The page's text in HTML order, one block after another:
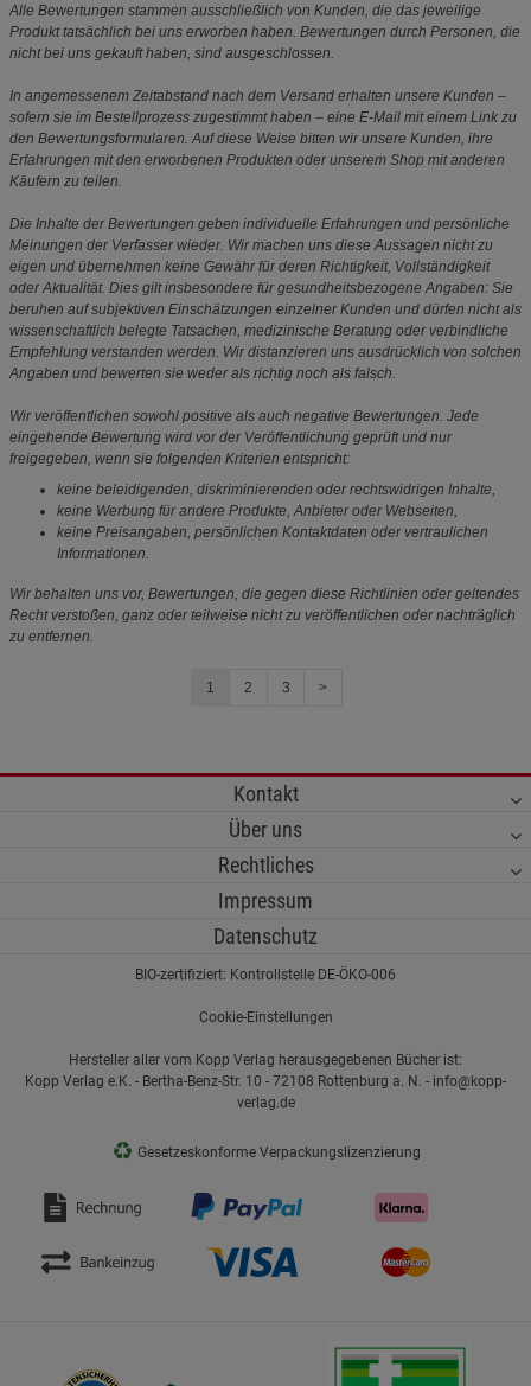
Alle Bewertungen stammen ausschließlich von Kunden, die das jeweilige
Produkt tatsächlich bei uns erworben haben. Bewertungen durch Personen, die
nicht bei uns gekauft haben, sind ausgeschlossen.
In angemessenem Zeitabstand nach dem Versand erhalten unsere Kunden –
sofern sie im Bestellprozess zugestimmt haben – eine E-Mail mit einem Link zu
den Bewertungsformularen. Auf diese Weise bitten wir unsere Kunden, ihre
Erfahrungen mit den erworbenen Produkten oder unserem Shop mit anderen
Käufern zu teilen.
Die Inhalte der Bewertungen geben individuelle Erfahrungen und persönliche
Meinungen der Verfasser wieder. Wir machen uns diese Aussagen nicht zu
eigen und übernehmen keine Gewähr für deren Richtigkeit, Vollständigkeit
oder Aktualität. Dies gilt insbesondere für gesundheitsbezogene Angaben: Sie
beruhen auf subjektiven Einschätzungen einzelner Kunden und dürfen nicht als
wissenschaftlich belegte Tatsachen, medizinische Beratung oder verbindliche
Empfehlung verstanden werden. Wir distanzieren uns ausdrücklich von solchen
Angaben und bewerten sie weder als richtig noch als falsch.
Wir veröffentlichen sowohl positive als auch negative Bewertungen. Jede
eingehende Bewertung wird vor der Veröffentlichung geprüft und nur
freigegeben, wenn sie folgenden Kriterien entspricht:
keine beleidigenden, diskriminierenden oder rechtswidrigen Inhalte,
keine Werbung für andere Produkte, Anbieter oder Webseiten,
keine Preisangaben, persönlichen Kontaktdaten oder vertraulichen
Informationen.
Wir behalten uns vor, Bewertungen, die gegen diese Richtlinien oder geltendes
Recht verstoßen, ganz oder teilweise nicht zu veröffentlichen oder nachträglich
zu entfernen.
1 2 3 >
Kontakt
Über uns
Rechtliches
Impressum
Datenschutz
BIO-zertifiziert: Kontrollstelle DE-ÖKO-006
Cookie-Einstellungen
Hersteller aller vom Kopp Verlag herausgegebenen Bücher ist:
Kopp Verlag e.K. - Bertha-Benz-Str. 10 - 72108 Rottenburg a. N. - info@kopp-
verlag.de
♻ Gesetzeskonforme Verpackungslizenzierung